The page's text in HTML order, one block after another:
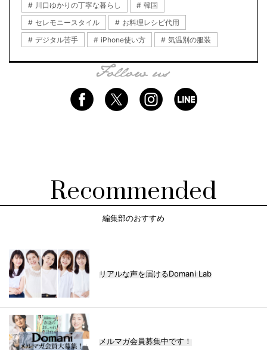
川口ゆかりの丁寧な暮らし
韓国
セレモニースタイル
お料理レシピ代用
デジタル苦手
iPhone使い方 気温別の服装
Recommended
編集部のおすすめ
リアルな声を届けるDomani Lab
メルマガ会員募集中です！